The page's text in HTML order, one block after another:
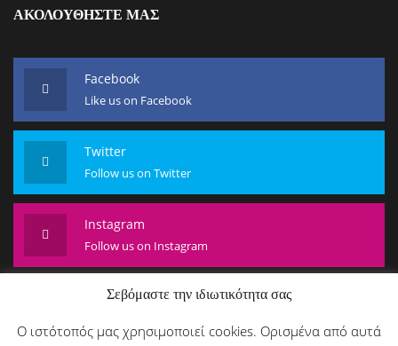
ΑΚΟΛΟΥΘΗΣΤΕ ΜΑΣ
Facebook
Like us on Facebook
Twitter
Follow us on Twitter
Instagram
Follow us on Instagram
Σεβόμαστε την ιδιωτικότητα σας
Ο ιστότοπός μας χρησιμοποιεί cookies. Ορισμένα από αυτά